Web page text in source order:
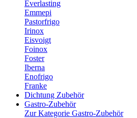
Everlasting
Emmepi
Pastorfrigo
Irinox
Eisvoigt
Foinox
Foster
Iberna
Enofrigo
Franke
Dichtung Zubehör
Gastro-Zubehör
Zur Kategorie Gastro-Zubehör